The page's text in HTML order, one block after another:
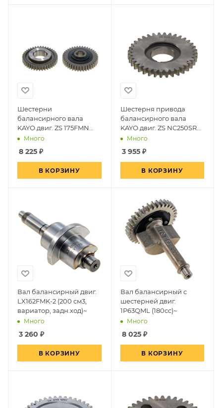
Шестерни
балансирного вала
KAYO двиг. ZS 175FMN
(PR300)~
Много
8 225 ₽
В КОРЗИНУ
Шестерня привода
балансирного вала
KAYO двиг. ZS NC250SR
(вод.охл.)~
Много
3 955₽
В КОРЗИНУ
Вал балансирный двиг.
LX162FMK-2 (200 см3,
вариатор, задн.ход)~
Много
3 260 ₽
В КОРЗИНУ
Вал балансирный с
шестерней двиг.
1P63QML (180cc)~
Много
8 025₽
В КОРЗИНУ